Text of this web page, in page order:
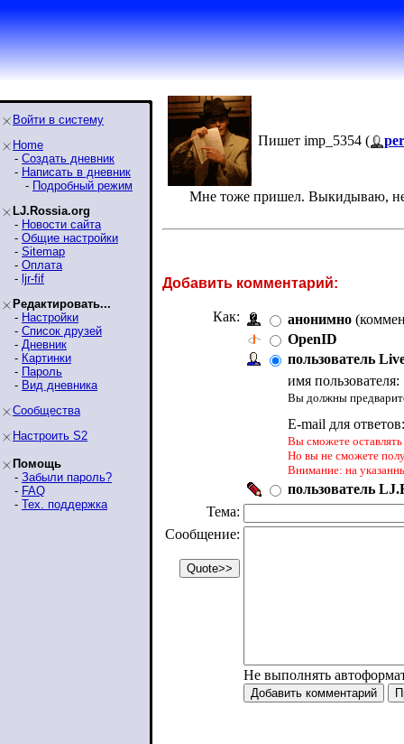
Войти в систему
Home
- Создать дневник
- Написать в дневник
- Подробный режим
LJ.Rossia.org
- Новости сайта
- Общие настройки
- Sitemap
- Оплата
- ljr-fif
Редактировать...
- Настройки
- Список друзей
- Дневник
- Картинки
- Пароль
- Вид дневника
Сообщества
Настроить S2
Помощь
- Забыли пароль?
- FAQ
- Тех. поддержка
Пишет imp_5354 (
Мне тоже пришел. Выкидываю,
Добавить комментарий:
Как: анонимно
OpenID
пользователь
имя пользователя:
Вы должны
E-mail для
Вы сможете
Но вы не сможете
Внимание: на
пользователь
Тема:
Сообщение:
Не выполнять